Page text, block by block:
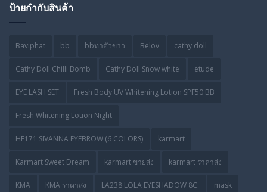
ป้ายกำกับสินค้า
Baviphat bb bbทาตัวขาว Belov cathy doll
Cathy Doll Chilli Bomb Cathy Doll Snow white etude
EYE LASH SET Fresh Body UV Whitening Lotion SPF50 BB
Fresh Whitening Lotion Night
HF171 SIVANNA EYEBROW (6 COLORS) karmart
Karmart Sweet Dream karmart ขายส่ง karmart ราคาส่ง
KMA KMA ราคาส่ง LA238 LOLA EYESHADOW 8C. mask